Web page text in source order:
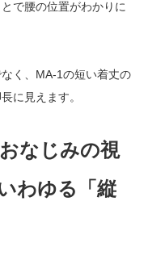
で腰の位置がわかりに
く、MA-1の短い着丈の
に見えます。
なじみの視
わゆる「縦